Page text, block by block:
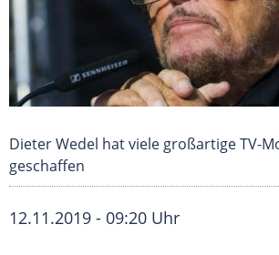
Dieter Wedel hat viele großartige TV-
geschaffen
12.11.2019 - 09:20 Uhr